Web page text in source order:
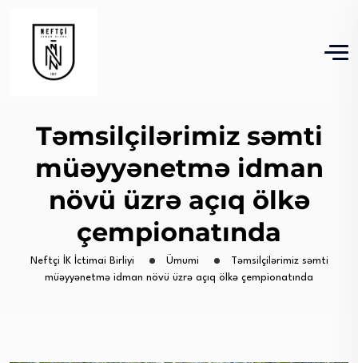
Təmsilçilərimiz səmti
müəyyənetmə idman
növü üzrə açıq ölkə
çempionatında
Neftçi İK İctimai Birliyi Ümumi
Təmsilçilərimiz səmti
müəyyənetmə idman növü üzrə açıq ölkə çempionatında